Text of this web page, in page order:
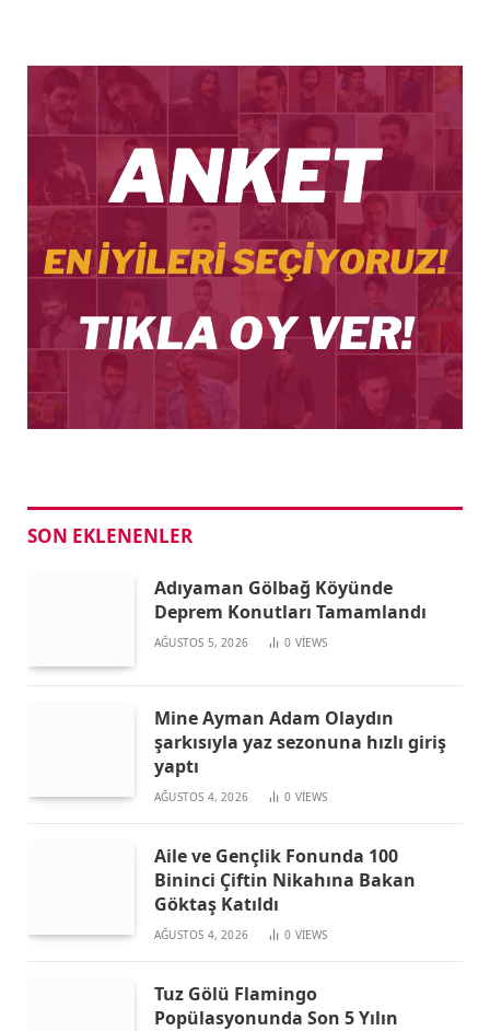
SON EKLENENLER
Adıyaman Gölbağ Köyünde
Deprem Konutları Tamamlandı
AĞUSTOS 5, 2026 0 VIEWS
Mine Ayman Adam Olaydın
şarkısıyla yaz sezonuna hızlı giriş
yaptı
AĞUSTOS 4, 2026 0 VIEWS
Aile ve Gençlik Fonunda 100
Bininci Çiftin Nikahına Bakan
Göktaş Katıldı
AĞUSTOS 4, 2026 0 VIEWS
Tuz Gölü Flamingo
Popülasyonunda Son 5 Yılın